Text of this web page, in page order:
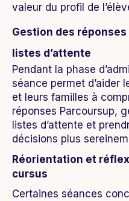
valeur du profil de
Gestion des réponses
listes d’attente
Pendant la phase
séance permet d’aider
et leurs familles à
réponses Parcoursup,
listes d’attente et
décisions plus
Réorientation et
cursus
Certaines séances